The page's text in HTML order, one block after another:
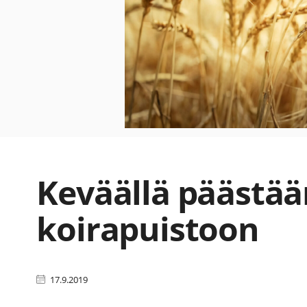
Keväällä
koirapuistoon
17.9.2019